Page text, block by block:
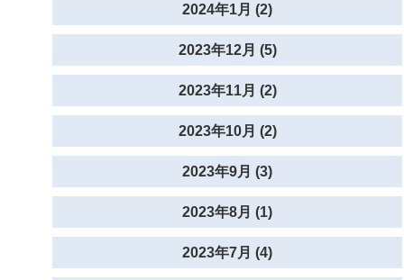
2024年1月 (2)
2023年12月 (5)
2023年11月 (2)
2023年10月 (2)
2023年9月 (3)
2023年8月 (1)
2023年7月 (4)